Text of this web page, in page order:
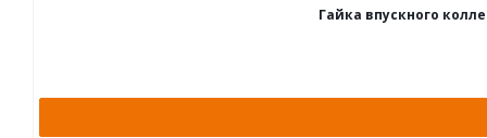
Гайка впускного